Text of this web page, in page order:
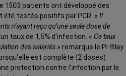
1503 patients ont développé des
été testés positifs par PCR. « Il
n’ayant reçu qu’une seule dose de
taux de 1,5% d’infection. « Ce taux
des salariés » remarque le Pr Blay.
est complète (2 doses)
protection contre l’infection par le